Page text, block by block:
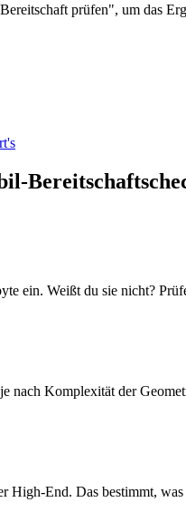
prüfen", um das
ein. Weißt du sie nicht?
nach Komplexität der
High-End. Das bestimmt,